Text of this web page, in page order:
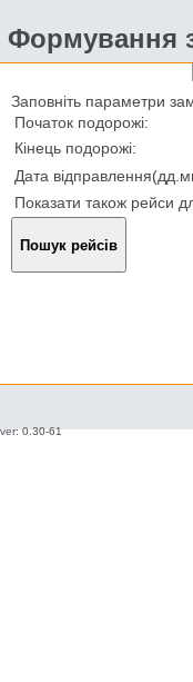
Формування
Заповніть параметри
Початок подорожі:
Кінець подорожі:
Дата
Показати також рейси
ver: 0.30-61